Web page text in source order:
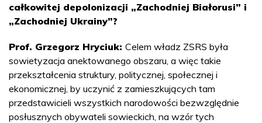
całkowitej depolonizacji „Zachodniej Białorusi” i
„Zachodniej Ukrainy”?
Prof. Grzegorz Hryciuk: Celem władz ZSRS była
sowietyzacja anektowanego obszaru, a więc takie
przekształcenia struktury, politycznej, społecznej i
ekonomicznej, by uczynić z zamieszkujących tam
przedstawicieli wszystkich narodowości bezwzględnie
posłusznych obywateli sowieckich, na wzór tych